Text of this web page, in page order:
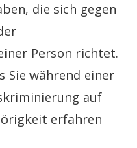
die sich gegen
Person richtet.
Sie während einer
auf
erfahren